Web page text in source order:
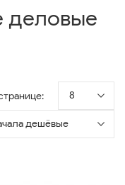
деловые
8
дешёвые